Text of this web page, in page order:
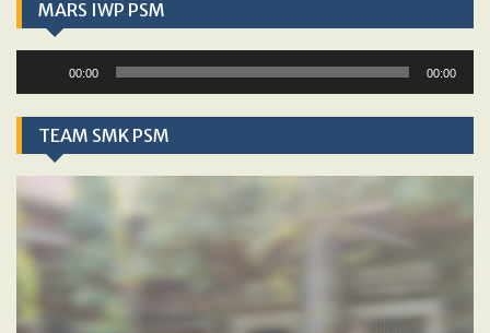
MARS IWP PSM
00:00 00:00
TEAM SMK PSM
Player